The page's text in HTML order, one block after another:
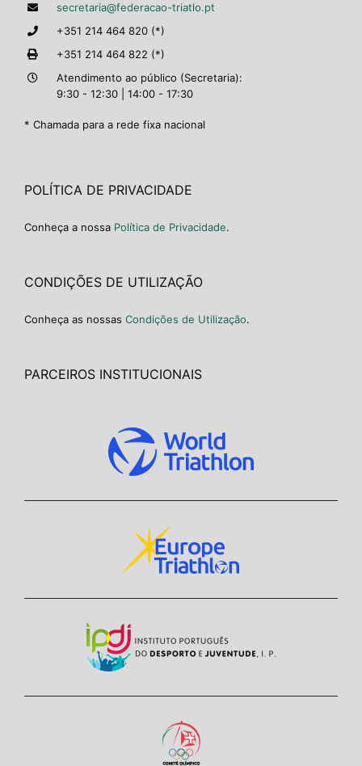
secretaria@federacao-triatlo.pt
+351 214 464 820 (*)
+351 214 464 822 (*)
Atendimento ao público (Secretaria):
9:30 - 12:30 | 14:00 - 17:30
* Chamada para a rede fixa nacional
POLÍTICA DE PRIVACIDADE
Conheça a nossa Política de Privacidade.
CONDIÇÕES DE UTILIZAÇÃO
Conheça as nossas Condições de Utilização.
PARCEIROS INSTITUCIONAIS